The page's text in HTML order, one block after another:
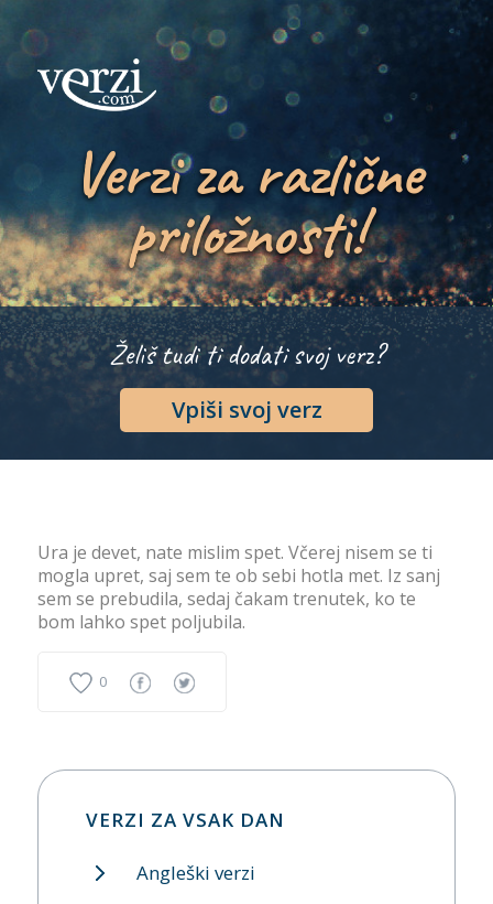
Verzi za različne
priložnosti!
Želiš tudi ti dodati svoj verz?
Vpiši svoj verz
Ura je devet, nate mislim spet. Včerej nisem se ti
mogla upret, saj sem te ob sebi hotla met. Iz sanj
sem se prebudila, sedaj čakam trenutek, ko te
bom lahko spet poljubila.
0
VERZI ZA VSAK DAN
Angleški verzi